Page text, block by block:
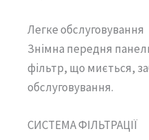
Легке обслуговування
Знімна передня
фільтр, що миється,
обслуговування.
СИСТЕМА ФІЛЬТРАЦІЇ